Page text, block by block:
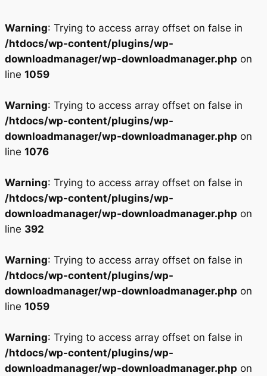
Warning: Trying to access array offset on false in
/htdocs/wp-content/plugins/wp-
downloadmanager/wp-downloadmanager.php on
line 1059
Warning: Trying to access array offset on false in
/htdocs/wp-content/plugins/wp-
downloadmanager/wp-downloadmanager.php on
line 1076
Warning: Trying to access array offset on false in
/htdocs/wp-content/plugins/wp-
downloadmanager/wp-downloadmanager.php on
line 392
Warning: Trying to access array offset on false in
/htdocs/wp-content/plugins/wp-
downloadmanager/wp-downloadmanager.php on
line 1059
Warning: Trying to access array offset on false in
/htdocs/wp-content/plugins/wp-
downloadmanager/wp-downloadmanager.php on